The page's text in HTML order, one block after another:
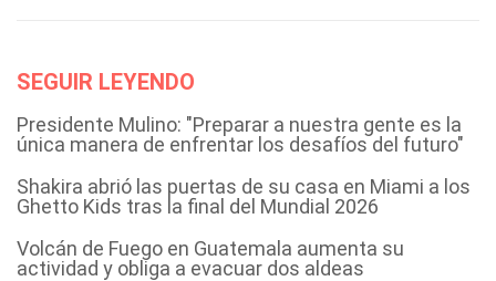
SEGUIR LEYENDO
Presidente Mulino: "Preparar a nuestra gente es la
única manera de enfrentar los desafíos del futuro"
Shakira abrió las puertas de su casa en Miami a los
Ghetto Kids tras la final del Mundial 2026
Volcán de Fuego en Guatemala aumenta su
actividad y obliga a evacuar dos aldeas